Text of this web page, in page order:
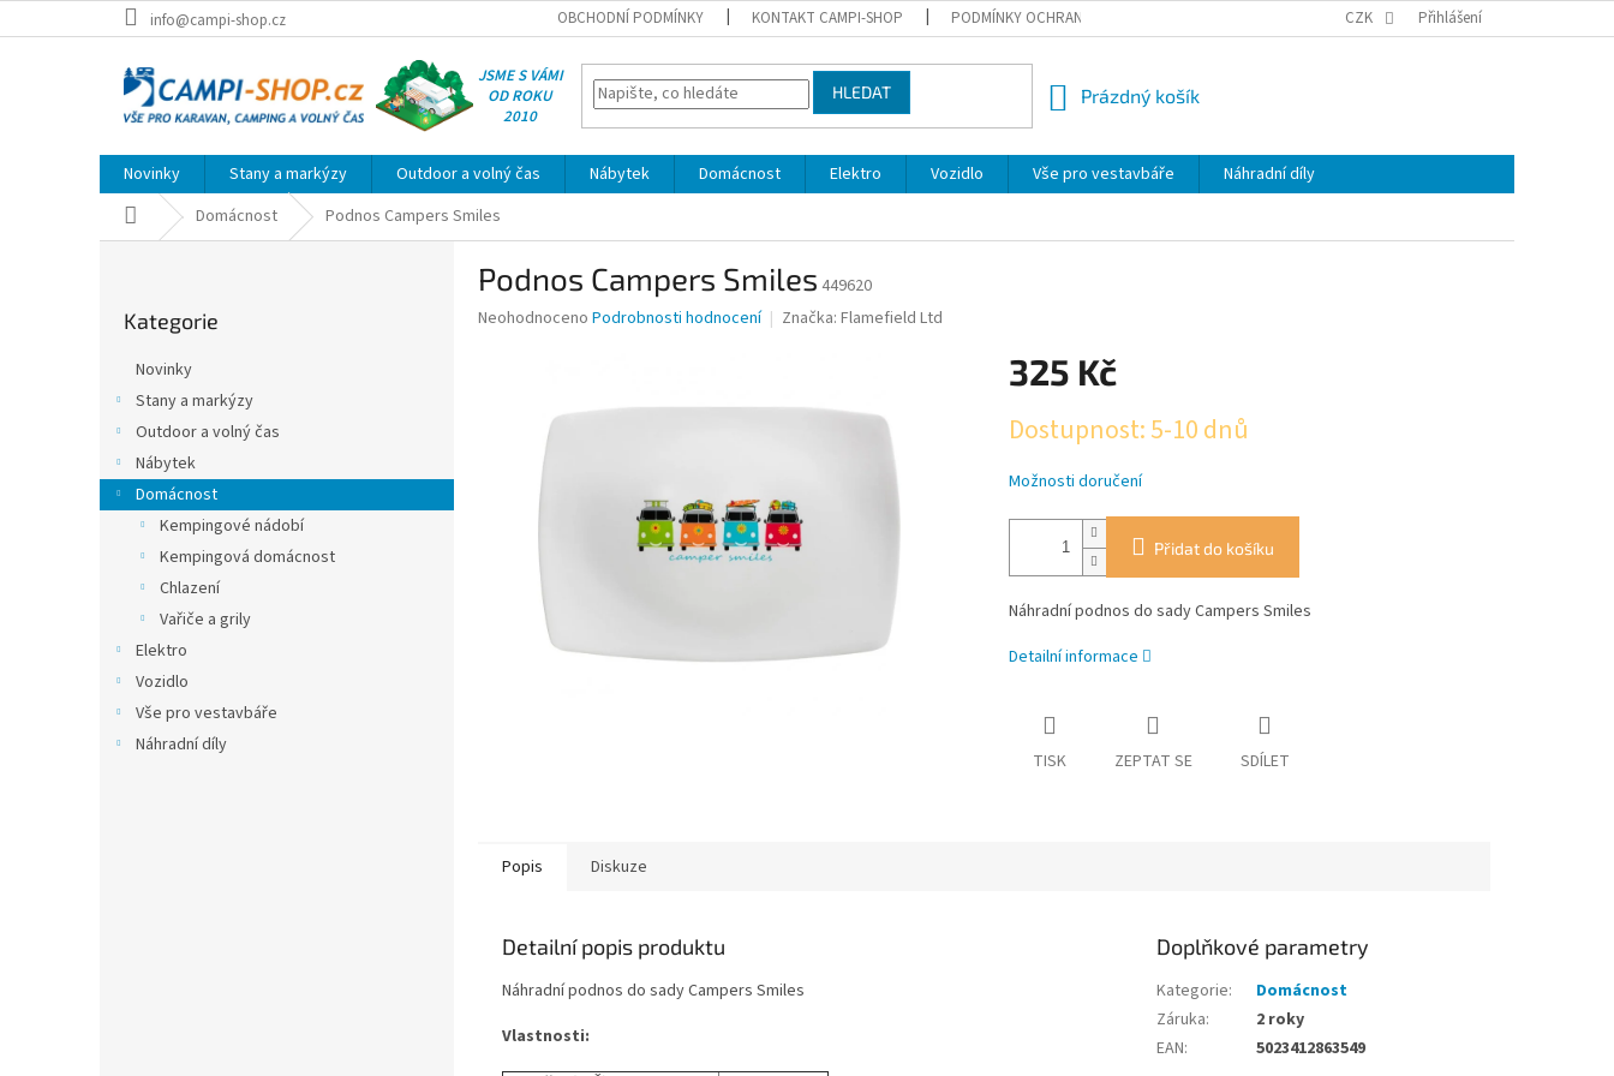
na
info@campi-shop.cz OBCHODNÍ PODMÍNKY KONTAKT CAMPI-SHOP PODMÍNKY OCHRANY OSOBNÍCH ÚDAJŮ REKLAMACE
CZK Přihlášení
JSME S VÁMI
OD ROKU
2010
HLEDAT
NÁKUPNÍ
Prázdný košík
Novinky Stany a markýzy Outdoor a volný čas Nábytek Domácnost Elektro Vozidlo Vše pro vestavbáře
Náhradní díly
Domů Domácnost Podnos Campers Smiles
a
kategorie
Kategorie
Novinky
Stany a markýzy
Outdoor a volný čas
Nábytek
Domácnost
Kempingové nádobí
Kempingová domácnost
Chlazení
Vařiče a grily
Elektro
Vozidlo
Vše pro vestavbáře
Náhradní díly
Podnos Campers Smiles 449620
Průměrné
hvězdiček.
Neohodnoceno Podrobnosti hodnocení Značka: Flamefield Ltd
325 Kč
cena:
Dostupnost: 5-10 dnů
Možnosti doručení
Přidat do košíku
Náhradní podnos do sady Campers Smiles
Detailní informace
TISK ZEPTAT SE SDÍLET
Popis Diskuze
Detailní popis produktu
Náhradní podnos do sady Campers Smiles
Vlastnosti:
Doplňkové parametry
Kategorie:
Domácnost
Záruka:
2 roky
EAN: 5023412863549